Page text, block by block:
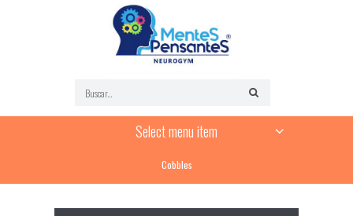
Select menu item
Cobbles